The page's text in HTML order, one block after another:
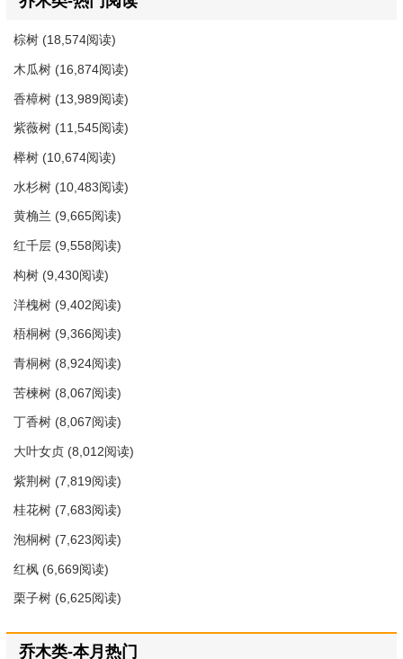
棕树 (18,574阅读)
木瓜树 (16,874阅读)
香樟树 (13,989阅读)
紫薇树 (11,545阅读)
榉树 (10,674阅读)
水杉树 (10,483阅读)
黄桷兰 (9,665阅读)
红千层 (9,558阅读)
构树 (9,430阅读)
洋槐树 (9,402阅读)
梧桐树 (9,366阅读)
青桐树 (8,924阅读)
苦楝树 (8,067阅读)
丁香树 (8,067阅读)
大叶女贞 (8,012阅读)
紫荆树 (7,819阅读)
桂花树 (7,683阅读)
泡桐树 (7,623阅读)
红枫 (6,669阅读)
栗子树 (6,625阅读)
乔木类-本月热门